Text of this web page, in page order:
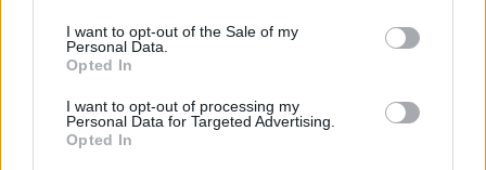
I want to opt-out of the Sale of my
Personal Data.
Opted In
I want to opt-out of processing my
Personal Data for Targeted Advertising.
Opted In
Commenti